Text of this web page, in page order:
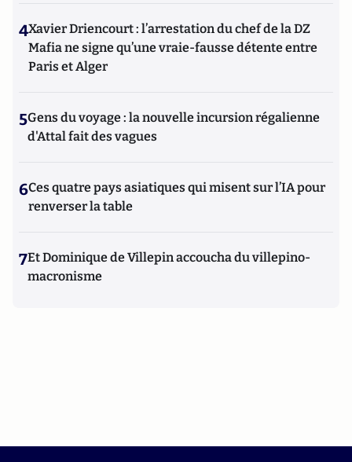
4Xavier Driencourt : l’arrestation du chef de la DZ
Mafia ne signe qu’une vraie-fausse détente entre
Paris et Alger
5Gens du voyage : la nouvelle incursion régalienne
d'Attal fait des vagues
6Ces quatre pays asiatiques qui misent sur l’IA pour
renverser la table
7Et Dominique de Villepin accoucha du villepino-
macronisme